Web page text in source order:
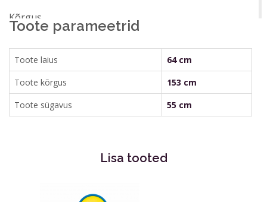
Kõrgus
153 cm
Kirjeldus:
Toote parameetrid
Toote laius
64 cm
Toote kõrgus
153 cm
Toote sügavus
55 cm
Lisa tooted